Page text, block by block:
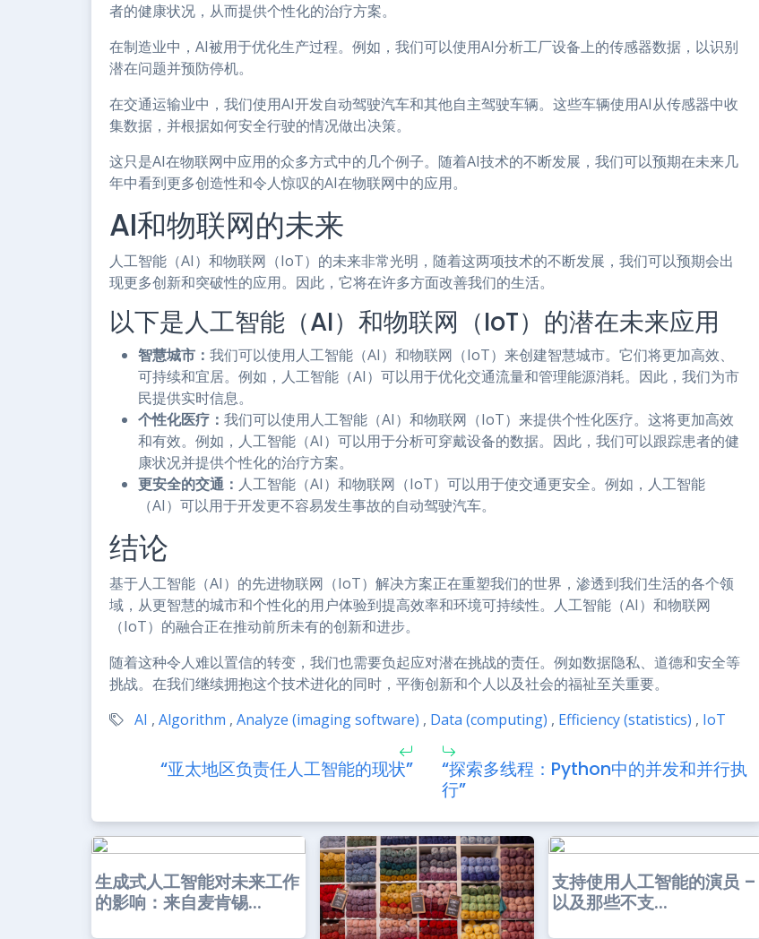
者的健康状况，从而提供个性化的治疗方案。
在制造业中，AI被用于优化生产过程。例如，我们可以使用AI分析工厂设备上的传感器数据，以识别
潜在问题并预防停机。
在交通运输业中，我们使用AI开发自动驾驶汽车和其他自主驾驶车辆。这些车辆使用AI从传感器中收
集数据，并根据如何安全行驶的情况做出决策。
这只是AI在物联网中应用的众多方式中的几个例子。随着AI技术的不断发展，我们可以预期在未来几
年中看到更多创造性和令人惊叹的AI在物联网中的应用。
AI和物联网的未来
人工智能（AI）和物联网（IoT）的未来非常光明，随着这两项技术的不断发展，我们可以预期会出
现更多创新和突破性的应用。因此，它将在许多方面改善我们的生活。
以下是人工智能（AI）和物联网（IoT）的潜在未来应用
智慧城市： 我们可以使用人工智能（AI）和物联网（IoT）来创建智慧城市。它们将更加高效、
可持续和宜居。例如，人工智能（AI）可以用于优化交通流量和管理能源消耗。因此，我们为市
民提供实时信息。
个性化医疗： 我们可以使用人工智能（AI）和物联网（IoT）来提供个性化医疗。这将更加高效
和有效。例如，人工智能（AI）可以用于分析可穿戴设备的数据。因此，我们可以跟踪患者的健
康状况并提供个性化的治疗方案。
更安全的交通： 人工智能（AI）和物联网（IoT）可以用于使交通更安全。例如，人工智能
（AI）可以用于开发更不容易发生事故的自动驾驶汽车。
结论
基于人工智能（AI）的先进物联网（IoT）解决方案正在重塑我们的世界，渗透到我们生活的各个领
域，从更智慧的城市和个性化的用户体验到提高效率和环境可持续性。人工智能（AI）和物联网
（IoT）的融合正在推动前所未有的创新和进步。
随着这种令人难以置信的转变，我们也需要负起应对潜在挑战的责任。例如数据隐私、道德和安全等
挑战。在我们继续拥抱这个技术进化的同时，平衡创新和个人以及社会的福祉至关重要。
AI , Algorithm , Analyze (imaging software) , Data (computing) , Efficiency (statistics) , IoT
“亚太地区负责任人工智能的现状”
“探索多线程：Python中的并发和并行执
行”
生成式人工智能对未来工作
的影响：来自麦肯锡...
支持使用人工智能的演员 –
以及那些不支...